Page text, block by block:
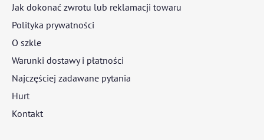
Jak dokonać zwrotu lub reklamacji towaru
Polityka prywatności
O szkle
Warunki dostawy i płatności
Najczęściej zadawane pytania
Hurt
Kontakt